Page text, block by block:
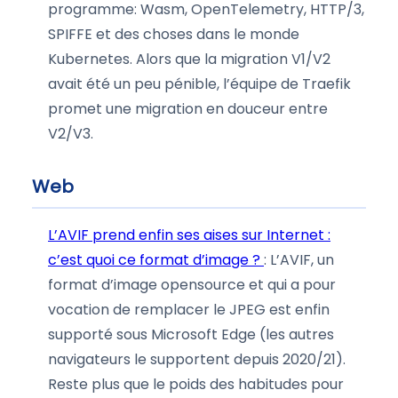
programme: Wasm, OpenTelemetry, HTTP/3,
SPIFFE et des choses dans le monde
Kubernetes. Alors que la migration V1/V2
avait été un peu pénible, l’équipe de Traefik
promet une migration en douceur entre
V2/V3.
Web
L’AVIF prend enfin ses aises sur Internet :
c’est quoi ce format d’image ?: L’AVIF, un
format d’image opensource et qui a pour
vocation de remplacer le JPEG est enfin
supporté sous Microsoft Edge (les autres
navigateurs le supportent depuis 2020/21).
Reste plus que le poids des habitudes pour